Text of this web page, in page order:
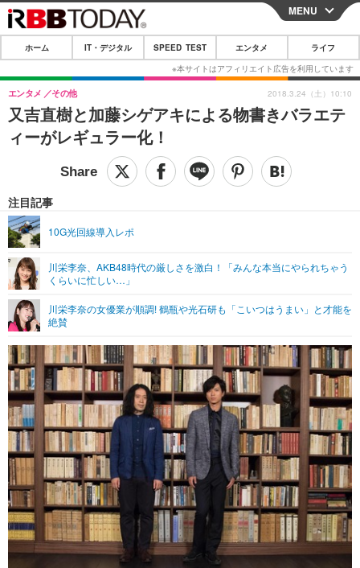
CLOSE
ホーム
IT・デジタル
IT・デジタルTOP スマートフォン
ショッピング その他
SPEED TEST
エンタメTOP 映画・ドラマ
グラビア
ショッピング その他
ライフTOP
その他
リリース一覧
プッシュ通知の停止方法
MENU
ホーム IT・デジタル SPEED TEST エンタメ ライフ
又吉直樹と加藤シゲアキによる物書きバラエテ
ィーがレギュラー化！
エンタメ その他
注目記事
10G光回線導入レポ
川栄李奈、AKB48時代の厳しさを激白！「みんな本当にやられちゃう
くらいに忙しい…」
川栄李奈の女優業が順調! 鶴瓶や光石研も「こいつはうまい」と才能を
絶賛
2018.3.24（土）10:10